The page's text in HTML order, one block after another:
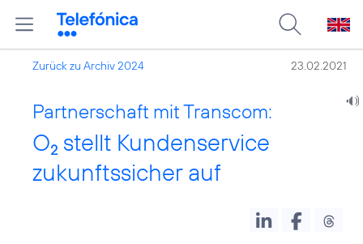
Zurück zu Archiv 2024 23.02.2021
Partnerschaft mit Transcom:
O2 stellt Kundenservice
zukunftssicher auf